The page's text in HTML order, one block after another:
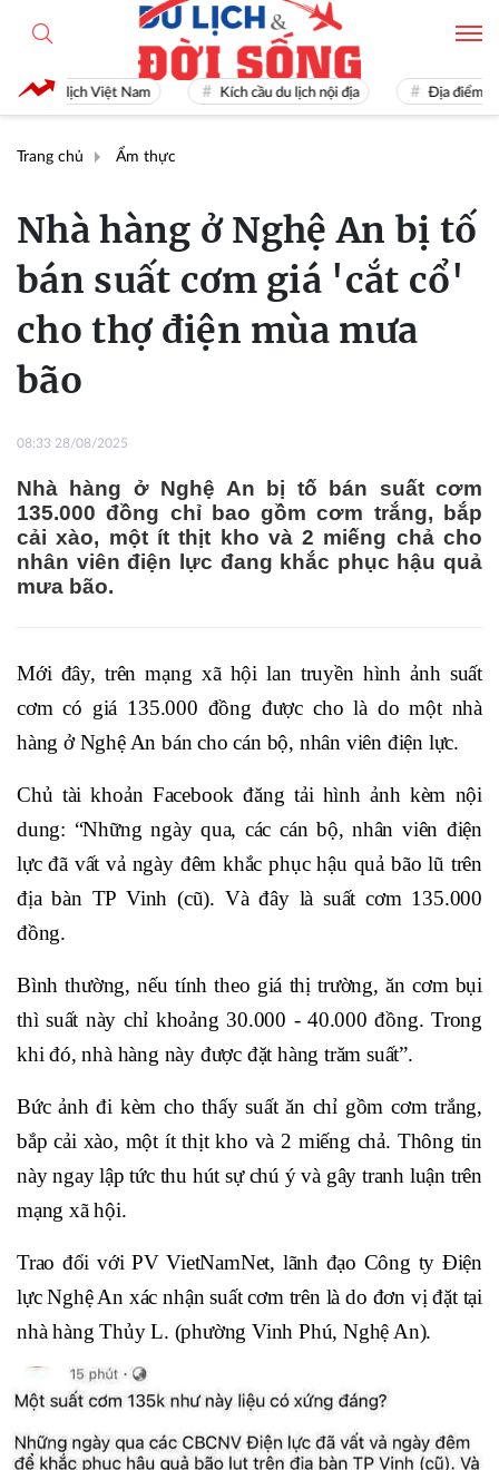
Du lịch Việt Nam Kích cầu du lịch nội địa Địa điểm du
Trang chủ Ẩm thực
Nhà hàng ở Nghệ An bị tố
bán suất cơm giá 'cắt cổ'
cho thợ điện mùa mưa
bão
08:33 28/08/2025
Nhà hàng ở Nghệ An bị tố bán suất cơm
135.000 đồng chỉ bao gồm cơm trắng, bắp
cải xào, một ít thịt kho và 2 miếng chả cho
nhân viên điện lực đang khắc phục hậu quả
mưa bão.
Mới đây, trên mạng xã hội lan truyền hình ảnh suất
cơm có giá 135.000 đồng được cho là do một nhà
hàng ở Nghệ An bán cho cán bộ, nhân viên điện lực.
Chủ tài khoản Facebook đăng tải hình ảnh kèm nội
dung: “Những ngày qua, các cán bộ, nhân viên điện
lực đã vất vả ngày đêm khắc phục hậu quả bão lũ trên
địa bàn TP Vinh (cũ). Và đây là suất cơm 135.000
đồng.
Bình thường, nếu tính theo giá thị trường, ăn cơm bụi
thì suất này chỉ khoảng 30.000 - 40.000 đồng. Trong
khi đó, nhà hàng này được đặt hàng trăm suất”.
Bức ảnh đi kèm cho thấy suất ăn chỉ gồm cơm trắng,
bắp cải xào, một ít thịt kho và 2 miếng chả. Thông tin
này ngay lập tức thu hút sự chú ý và gây tranh luận trên
mạng xã hội.
Trao đổi với PV VietNamNet, lãnh đạo Công ty Điện
lực Nghệ An xác nhận suất cơm trên là do đơn vị đặt tại
nhà hàng Thủy L. (phường Vinh Phú, Nghệ An).